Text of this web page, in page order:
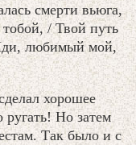
смерти вьюга,
/ Твой путь
любимый мой,
хорошее
ругать! Но затем
Так было и с